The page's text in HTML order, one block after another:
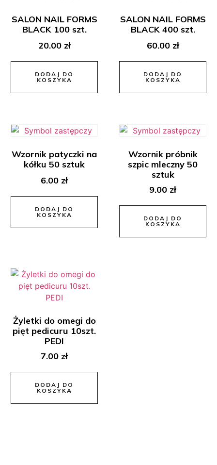
SALON NAIL FORMS
BLACK 100 szt.
20.00 zł
DODAJ DO
KOSZYKA
SALON NAIL FORMS
BLACK 400 szt.
60.00 zł
DODAJ DO
KOSZYKA
Wzornik patyczki na
kółku 50 sztuk
6.00 zł
DODAJ DO
KOSZYKA
Wzornik próbnik
szpic mleczny 50
sztuk
9.00 zł
DODAJ DO
KOSZYKA
Żyletki do omegi do
pięt pedicuru 10szt.
PEDI
7.00 zł
DODAJ DO
KOSZYKA